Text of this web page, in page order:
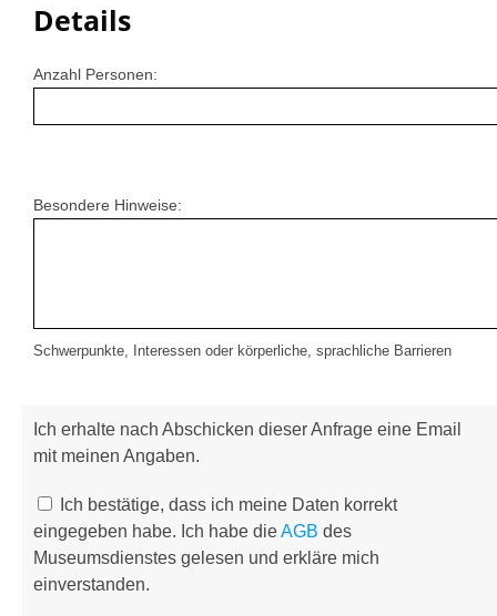
Details
Anzahl Personen:
Besondere Hinweise:
Schwerpunkte, Interessen oder körperliche, sprachliche Barrieren
Ich erhalte nach Abschicken dieser Anfrage eine Email
mit meinen Angaben.
Ich bestätige, dass ich meine Daten korrekt
eingegeben habe. Ich habe dieAGB des
Museumsdienstes gelesen und erkläre mich
einverstanden.